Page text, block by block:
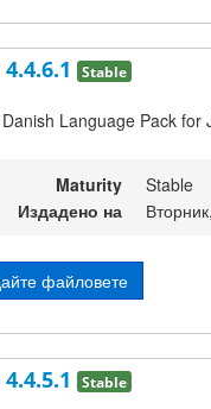
Stable
Language Pack for
Maturity
Stable
Издадено на
файловете
Stable